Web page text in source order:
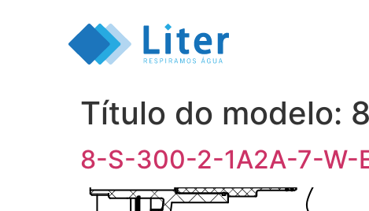
Título do modelo:
8-S-300-2-1A2A-7-W-